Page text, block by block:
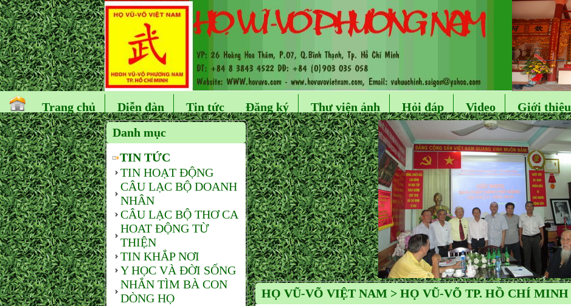
Trang chủ Diễn đàn Tin tức Đăng ký Thư viện ảnh Hỏi đáp Video Giới thiệu
Danh mục
TIN TỨC
TIN HOẠT ĐỘNG
CÂU LẠC BỘ DOANH
NHÂN
CÂU LẠC BỘ THƠ CA
HOAT ĐỘNG TỪ
THIỆN
TIN KHẮP NƠI
Y HỌC VÀ ĐỜI SỐNG
NHẮN TÌM BÀ CON
DÒNG HỌ
HỌ VŨ-VÕ VIỆT NAM > HỌ VŨ-VÕ TP. HỒ CHÍ MINH